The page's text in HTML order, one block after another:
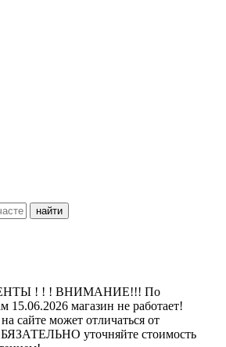
! ! ! ВНИМАНИЕ!!! По
15.06.2026 магазин не работает!
может отличаться от
уточняйте стоимость